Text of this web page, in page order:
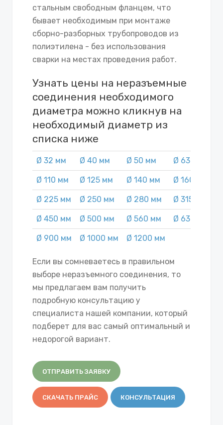
стальным свободным фланцем, что
бывает необходимым при монтаже
сборно-разборных трубопроводов из
полиэтилена - без использования
сварки на местах проведения работ.
Узнать цены на неразъемные
соединения необходимого
диаметра можно кликнув на
необходимый диаметр из
списка ниже
Ø 32 мм Ø 40 мм Ø 50 мм Ø 63 мм
Ø 110 мм Ø 125 мм Ø 140 мм Ø 160 мм
Ø 225 мм Ø 250 мм Ø 280 мм Ø 315 мм
Ø 450 мм Ø 500 мм Ø 560 мм Ø 630 мм
Ø 900 мм Ø 1000 мм Ø 1200 мм
Если вы сомневаетесь в правильном
выборе неразъемного соединения, то
мы предлагаем вам получить
подробную консультацию у
специалиста нашей компании, который
подберет для вас самый оптимальный и
недорогой вариант.
ОТПРАВИТЬ ЗАЯВКУ
СКАЧАТЬ ПРАЙС КОНСУЛЬТАЦИЯ